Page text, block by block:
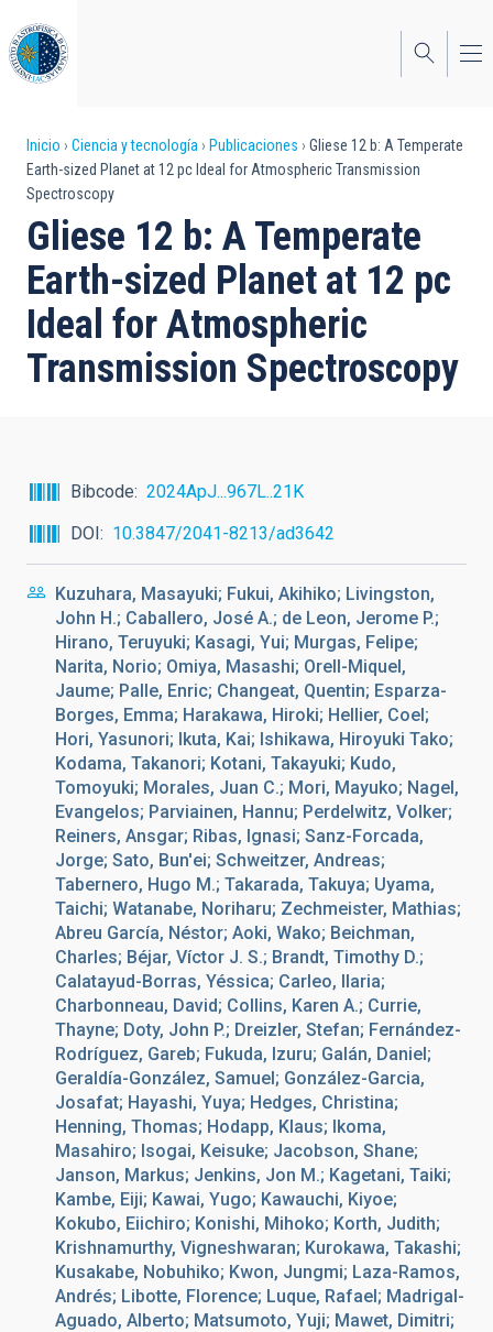
al
contenido
principal
Sobrescribir
enlaces
de
ayuda
a
la
navegación
Inicio Ciencia y tecnología Publicaciones
Gliese 12 b: A Temperate
Earth-sized Planet at 12 pc Ideal for Atmospheric Transmission
Spectroscopy
Gliese 12 b: A Temperate
Earth-sized Planet at 12 pc
Ideal for Atmospheric
Transmission Spectroscopy
Bibcode
2024ApJ...967L..21K
DOI
10.3847/2041-8213/ad3642
Kuzuhara, Masayuki; Fukui, Akihiko; Livingston,
John H.; Caballero, José A.; de Leon, Jerome P.;
Hirano, Teruyuki; Kasagi, Yui; Murgas, Felipe;
Narita, Norio; Omiya, Masashi; Orell-Miquel,
Jaume; Palle, Enric; Changeat, Quentin; Esparza-
Borges, Emma; Harakawa, Hiroki; Hellier, Coel;
Hori, Yasunori; Ikuta, Kai; Ishikawa, Hiroyuki Tako;
Kodama, Takanori; Kotani, Takayuki; Kudo,
Tomoyuki; Morales, Juan C.; Mori, Mayuko; Nagel,
Evangelos; Parviainen, Hannu; Perdelwitz, Volker;
Reiners, Ansgar; Ribas, Ignasi; Sanz-Forcada,
Jorge; Sato, Bun'ei; Schweitzer, Andreas;
Tabernero, Hugo M.; Takarada, Takuya; Uyama,
Taichi; Watanabe, Noriharu; Zechmeister, Mathias;
Abreu García, Néstor; Aoki, Wako; Beichman,
Charles; Béjar, Víctor J. S.; Brandt, Timothy D.;
Calatayud-Borras, Yéssica; Carleo, Ilaria;
Charbonneau, David; Collins, Karen A.; Currie,
Thayne; Doty, John P.; Dreizler, Stefan; Fernández-
Rodríguez, Gareb; Fukuda, Izuru; Galán, Daniel;
Geraldía-González, Samuel; González-Garcia,
Josafat; Hayashi, Yuya; Hedges, Christina;
Henning, Thomas; Hodapp, Klaus; Ikoma,
Masahiro; Isogai, Keisuke; Jacobson, Shane;
Janson, Markus; Jenkins, Jon M.; Kagetani, Taiki;
Kambe, Eiji; Kawai, Yugo; Kawauchi, Kiyoe;
Kokubo, Eiichiro; Konishi, Mihoko; Korth, Judith;
Krishnamurthy, Vigneshwaran; Kurokawa, Takashi;
Kusakabe, Nobuhiko; Kwon, Jungmi; Laza-Ramos,
Andrés; Libotte, Florence; Luque, Rafael; Madrigal-
Aguado, Alberto; Matsumoto, Yuji; Mawet, Dimitri;